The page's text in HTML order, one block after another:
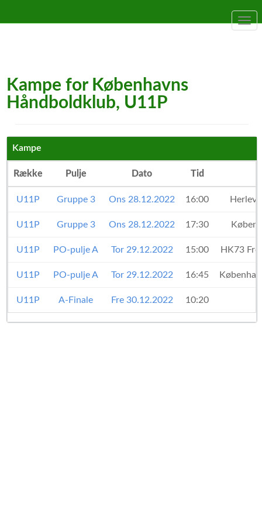
Kampe for Københavns
Håndboldklub, U11P
Kampe
Række Pulje Dato Tid
U11P Gruppe 3 Ons 28.12.2022 16:00
U11P Gruppe 3 Ons 28.12.2022 17:30
U11P PO-pulje A Tor 29.12.2022 15:00 HK73
U11P PO-pulje A Tor 29.12.2022 16:45
U11P A-Finale Fre 30.12.2022 10:20